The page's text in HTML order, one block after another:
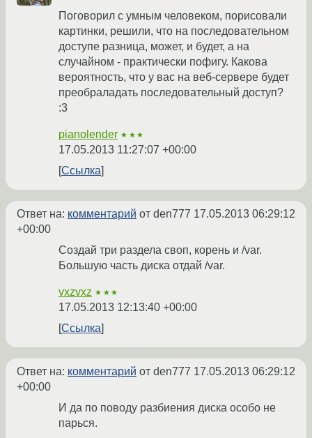
Поговорил с умным человеком, порисовали
картинки, решили, что на последовательном
доступе разница, может, и будет, а на
случайном - практически пофигу. Какова
вероятность, что у вас на веб-сервере будет
преобраладать последовательный доступ?
:3
pianolender ★★★
17.05.2013 11:27:07 +00:00
Ссылка
Ответ на: комментарий от den777 17.05.2013 06:29:12
+00:00
Создай три раздела своп, корень и /var.
Большую часть диска отдай /var.
vxzvxz ★★★
17.05.2013 12:13:40 +00:00
Ссылка
Ответ на: комментарий от den777 17.05.2013 06:29:12
+00:00
И да по поводу разбиения диска особо не
парься.